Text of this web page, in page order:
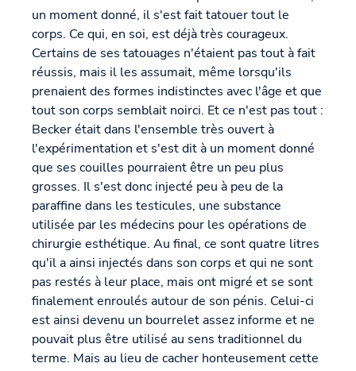
un moment donné, il s'est fait tatouer tout le
corps. Ce qui, en soi, est déjà très courageux.
Certains de ses tatouages n'étaient pas tout à fait
réussis, mais il les assumait, même lorsqu'ils
prenaient des formes indistinctes avec l'âge et que
tout son corps semblait noirci. Et ce n'est pas tout :
Becker était dans l'ensemble très ouvert à
l'expérimentation et s'est dit à un moment donné
que ses couilles pourraient être un peu plus
grosses. Il s'est donc injecté peu à peu de la
paraffine dans les testicules, une substance
utilisée par les médecins pour les opérations de
chirurgie esthétique. Au final, ce sont quatre litres
qu'il a ainsi injectés dans son corps et qui ne sont
pas restés à leur place, mais ont migré et se sont
finalement enroulés autour de son pénis. Celui-ci
est ainsi devenu un bourrelet assez informe et ne
pouvait plus être utilisé au sens traditionnel du
terme. Mais au lieu de cacher honteusement cette